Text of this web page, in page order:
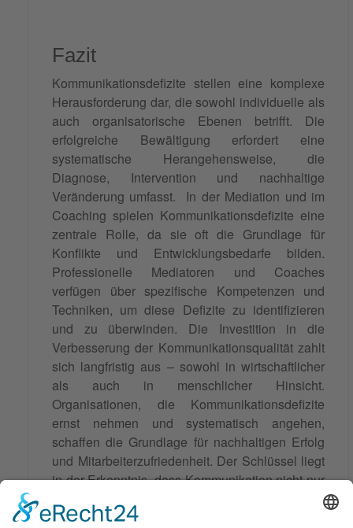
Fazit
Kommunikationsdefizite stellen eine komplexe
Herausforderung dar, die sowohl individuelle als
auch organisatorische Ebenen betrifft. Die
erfolgreiche Bewältigung erfordert eine
systematische Herangehensweise, die
Diagnose, Intervention und nachhaltige
Veränderung umfasst. In der Mediation und im
Coaching spielen Kommunikationsdefizite eine
zentrale Rolle, da sie oft die Grundlage für
Konflikte und Entwicklungsbedarfe bilden.
Professionelle Mediatoren und Coaches
verfügen über spezifische Kompetenzen und
Techniken, um diese Defizite zu identifizieren
und zu überwinden. Die Investition in die
Verbesserung der Kommunikationsqualität zahlt
sich langfristig aus – sowohl in wirtschaftlicher
als auch in menschlicher Hinsicht.
Organisationen, die Kommunikationsdefizite
ernst nehmen und systematisch angehen,
schaffen die Grundlage für nachhaltigen Erfolg
und Mitarbeiterzufriedenheit. Der Schlüssel liegt
in der Erkenntnis, dass Kommunikation nicht nur
ein Instrument, sondern die Grundlage aller
zwischenmenschlichen und organisatorischen